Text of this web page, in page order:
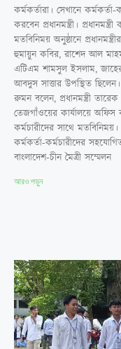
কর্মকর্তারা। সেখানে
করবেন প্রধানমন্ত্রী।
মতবিনিময় অনুষ্ঠানে
হুমায়ুন কবির, রাশেদ আল
এটিএম শামসুল ইসলাম,
আবদুস সাত্তার উপস্থিত
রুমন বলেন, প্রধানমন্ত্রী
তেজগাঁওয়ের কার্যালয়ে অফিস
কর্মচারীদের সাথে মতবিনিময়।
কর্মকর্তা-কর্মচারীদের
বাংলাদেশ-চীন মৈত্রী সম্মেলন
আরও পড়ুন